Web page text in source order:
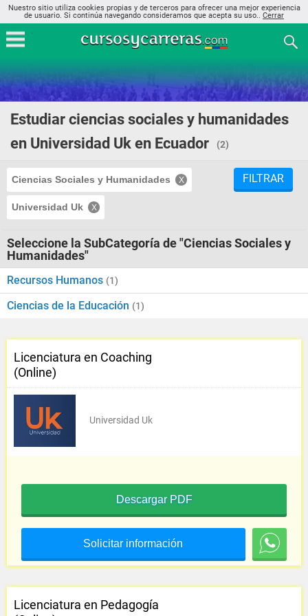
Nuestro sitio utiliza cookies propias y de terceros para ofrecer una mejor experiencia
de usuario. Si continúa navegando consideramos que acepta su uso.. Cerrar
Estudiar ciencias sociales y humanidades
en Universidad Uk en Ecuador
(2)
Ciencias Sociales y Humanidades
Universidad Uk
FILTRAR
Seleccione la SubCategoría de "Ciencias Sociales y
Humanidades"
Recursos Humanos (1)
Ciencias de la Educación (1)
Licenciatura en Coaching
(Online)
Universidad Uk
Descargar PDF
Solicitar información
Licenciatura en Pedagogía